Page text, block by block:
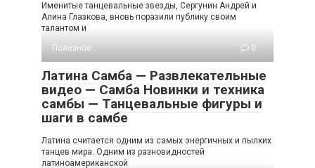
Именитые танцевальные звезды, Сергунин Андрей и
Алина Глазкова, вновь поразили публику своим
талантом и
Полезное
0
Латина Самба — Развлекательные
видео — Самба Новинки и техника
самбы — Танцевальные фигуры и
шаги в самбе
Латина считается одним из самых энергичных и пылких
танцев мира. Одним из разновидностей
латиноамериканской